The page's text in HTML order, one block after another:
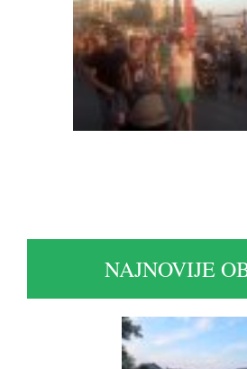
NAJNOVIJE